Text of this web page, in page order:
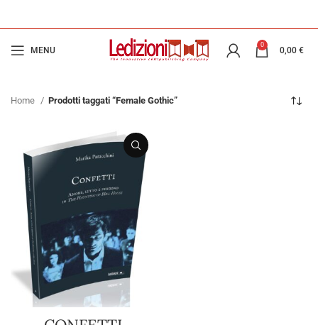
MENU
0
0,00 €
Home Prodotti taggati “Female Gothic”